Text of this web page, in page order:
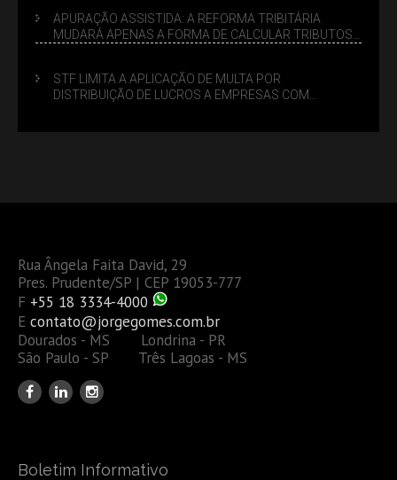
APURAÇÃO ASSISTIDA: A REFORMA TRIBITÁRIA
MUDARÁ APENAS A FORMA DE CALCULAR TRIBUTOS
STF LIMITA A APLICAÇÃO DE MULTA POR
DISTRIBUIÇÃO DE LUCROS A EMPRESAS COM
Rua Ângela Faita David, 29
Pres. Prudente/SP | CEP 19053-777
F +55 18 3334-4000
E contato@jorgegomes.com.br
Dourados - MS Londrina - PR
São Paulo - SP Três Lagoas - MS
Boletim Informativo